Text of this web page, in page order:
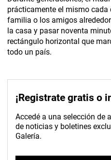
prácticamente el mismo cada
familia o los amigos
la casa y pasar noventa
rectángulo horizontal que
todo un país.
¡Registrate gratis o
Accedé a una selección de
de noticias y boletines
Galería.